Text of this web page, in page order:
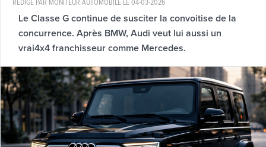
Le Classe G continue de susciter la convoitise de la
concurrence. Après BMW, Audi veut lui aussi un
vrai4x4 franchisseur comme Mercedes.